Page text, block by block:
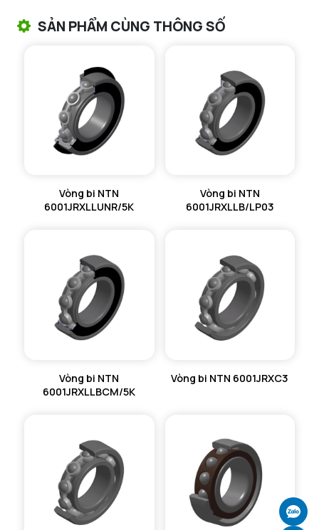
VÒNG BI KIM NTN
VÒNG BI CHẶN TRỤC NTN
VÒNG BI LĂN TRỤ ĐẨY NTN
GỐI ĐỠ 2 NỬA NTN
MÁY GIA NHIỆT NTN
SẢN PHẨM CÙNG THÔNG SỐ
Vòng bi NTN
6001JRXLLUNR/5K
Vòng bi NTN
6001JRXLLB/LP03
Vòng bi NTN
6001JRXLLBCM/5K
Vòng bi NTN 6001JRXC3